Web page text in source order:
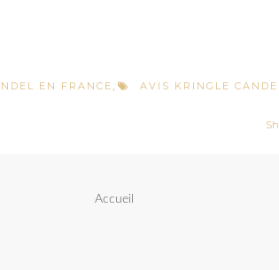
EN FRANCE, AVIS KRINGLE
Accueil